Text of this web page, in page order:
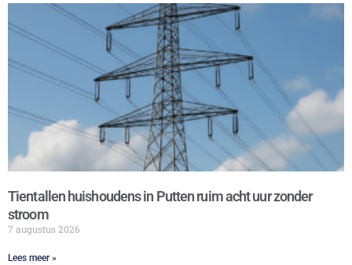
Tientallen huishoudens in Putten ruim acht uur zonder
stroom
7 augustus 2026
Lees meer »